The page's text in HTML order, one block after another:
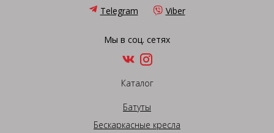
Telegram Viber
Мы в соц. сетях
Каталог
Батуты
Бескаркасные кресла